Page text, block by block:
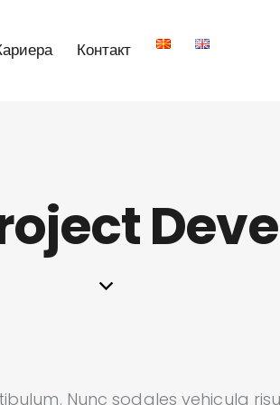
Контакт
Nunc sodales vehicula